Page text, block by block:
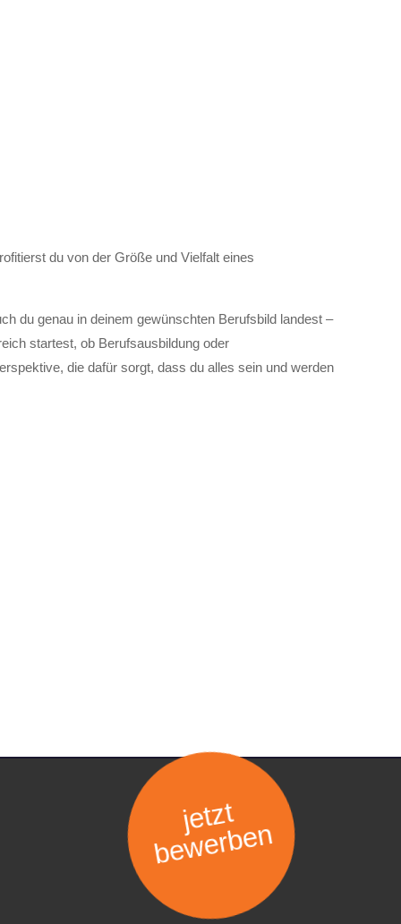
du von der Größe und Vielfalt eines
du genau in deinem gewünschten Berufsbild landest –
startest, ob Berufsausbildung oder
die dafür sorgt, dass du alles sein und werden
jetzt
bewerben